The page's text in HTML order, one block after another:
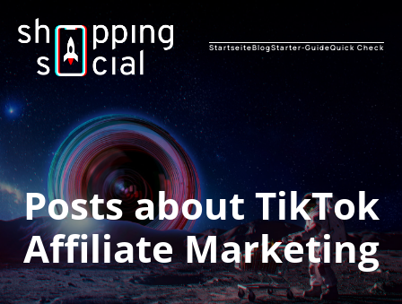
StartseiteBlogStarter-GuideQuick Check
Posts about TikTok
Affiliate Marketing